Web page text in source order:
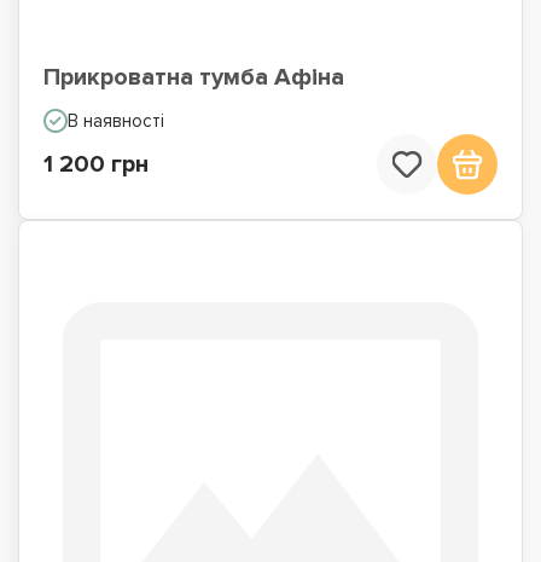
Прикроватна тумба Афіна
В наявності
1 200 грн